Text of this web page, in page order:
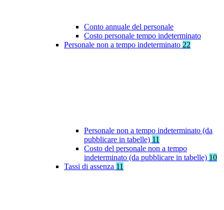
Conto annuale del personale
Costo personale tempo indeterminato
Personale non a tempo indeterminato 22
Personale non a tempo indeterminato (da
pubblicare in tabelle) 11
Costo del personale non a tempo
indeterminato (da pubblicare in tabelle) 10
Tassi di assenza 11